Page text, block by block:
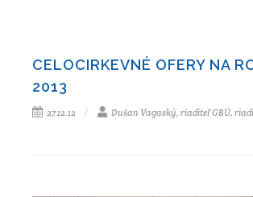
CELOCIRKEVNÉ OFERY NA
2013
27.12.12 Dušan Vagaský, riaditeľ GBÚ,